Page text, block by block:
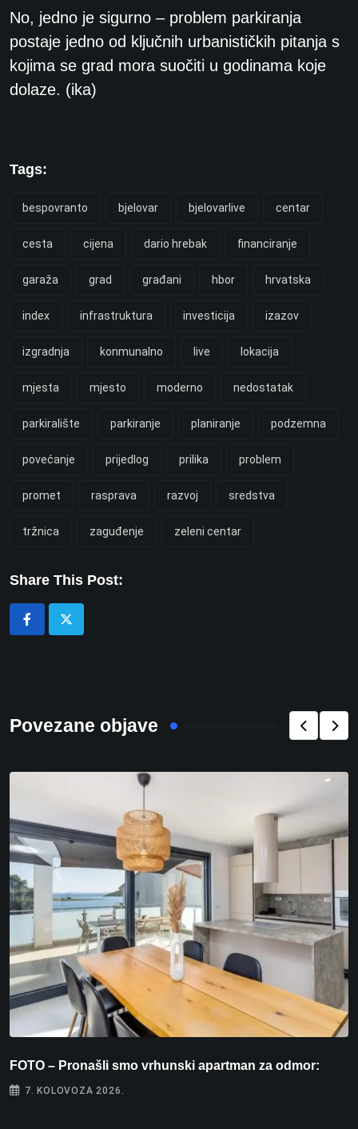
No, jedno je sigurno – problem parkiranja
postaje jedno od ključnih urbanističkih pitanja s
kojima se grad mora suočiti u godinama koje
dolaze. (ika)
Tags:
bespovranto bjelovar bjelovarlive centar
cesta cijena dario hrebak financiranje
garaža grad građani hbor hrvatska
index infrastruktura investicija izazov
izgradnja konmunalno live lokacija
mjesta mjesto moderno nedostatak
parkiralište parkiranje planiranje podzemna
povećanje prijedlog prilika problem
promet rasprava razvoj sredstva
tržnica zaguđenje zeleni centar
Share This Post:
Povezane objave
FOTO – Pronašli smo vrhunski apartman za odmor:
7. KOLOVOZA 2026.